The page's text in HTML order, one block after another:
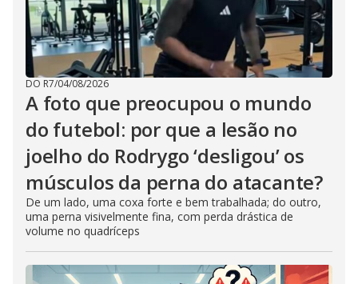
DO R7/04/08/2026
A foto que preocupou o mundo
do futebol: por que a lesão no
joelho do Rodrygo ‘desligou’ os
músculos da perna do atacante?
De um lado, uma coxa forte e bem trabalhada; do outro,
uma perna visivelmente fina, com perda drástica de
volume no quadríceps